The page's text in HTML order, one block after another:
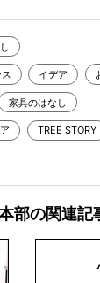
イデア
家具のはなし
TREE STORY
部の関連記